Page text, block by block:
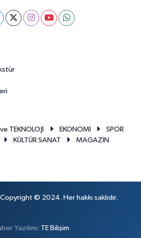
TEKNOLOJİ EKONOMİ
SPOR
KÜLTÜR SANAT
MAGAZİN
Copyright © 2024. Her hakkı saklıdır.
Yazılımı: TE Bilişim